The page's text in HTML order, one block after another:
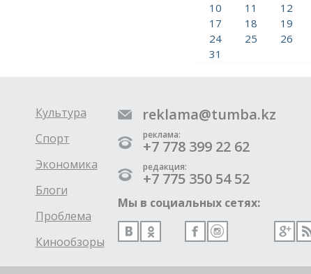
10
11 12
17
18 19
24
25 26
31
Культура
Спорт
Экономика
Блоги
Проблема
Кинообзоры
reklama@tumba.kz
реклама:
+7 778 399 22 62
редакция:
+7 775 350 54 52
Мы в социальных сетях: